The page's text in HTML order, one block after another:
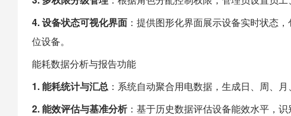
4. 设备状态可视化界面 ：提供图形化界面展示设备实时状态
位设备。
能耗数据分析与报告功能
1. 能耗统计与汇总 ：系统自动聚合用电数据，生成日、周、
2. 能效评估与基准分析：基于历史数据评估设备能效水平，